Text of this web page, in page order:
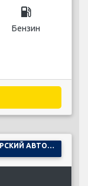
local_gas_station
Бензин